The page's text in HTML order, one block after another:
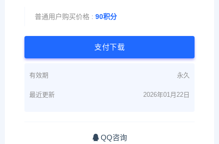
普通用户购买价格 : 90积分
支付下载
有效期 永久
最近更新 2026年01月22日
QQ咨询